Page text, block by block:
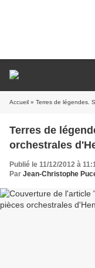
Accueil » Terres de légendes.
Terres de
orchestrales
Publié le 11/12/2012 à
Par Jean-Christophe